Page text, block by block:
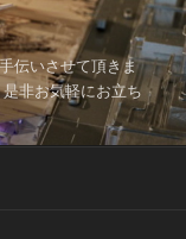
伝いさせて頂きま
非お気軽にお立ち